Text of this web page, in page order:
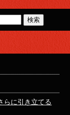
らに引き立てる